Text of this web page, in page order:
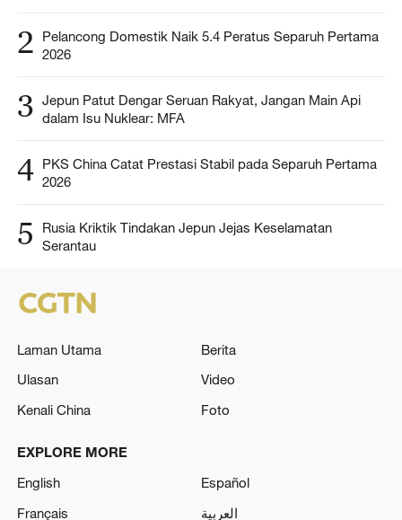
2
Pelancong Domestik Naik 5.4 Peratus Separuh Pertama
2026
3 Jepun Patut Dengar Seruan Rakyat, Jangan Main Api
dalam Isu Nuklear: MFA
4 PKS China Catat Prestasi Stabil pada Separuh Pertama
2026
5
Rusia Kriktik Tindakan Jepun Jejas Keselamatan
Serantau
Laman Utama
Berita
Ulasan
Video
Kenali China
Foto
EXPLORE MORE
English
Español
Français
العربية